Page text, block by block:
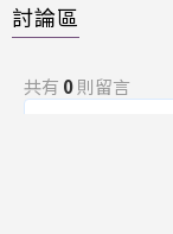
討論區
共有 0則留言